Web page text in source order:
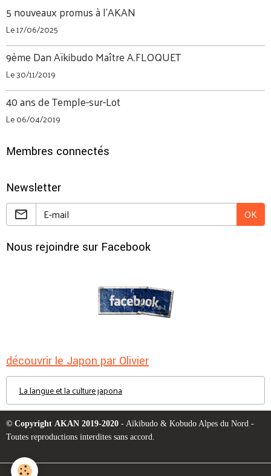
5 nouveaux promus à l'AKAN
Le 17/06/2025
9ème Dan Aïkibudo Maître A.FLOQUET
Le 30/11/2019
40 ans de Temple-sur-Lot
Le 06/04/2019
Membres connectés
Newsletter
OK
Nous rejoindre sur Facebook
découvrir le Japon par Olivier
La langue et la culture japona
© Copyright AKAN 2019-2020 - Aïkibudo & Kobudo Alpes du Nord -
Toutes reproductions interdites sans accord.